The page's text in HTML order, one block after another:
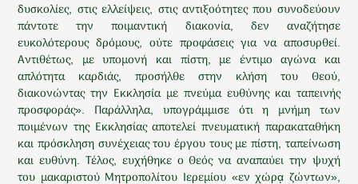
δυσκολίες, στις ελλείψεις, στις αντιξοότητες που συνοδεύουν
πάντοτε την ποιμαντική διακονία, δεν αναζήτησε
ευκολότερους δρόμους, ούτε προφάσεις για να αποσυρθεί.
Αντιθέτως, με υπομονή και πίστη, με έντιμο αγώνα και
απλότητα καρδιάς, προσήλθε στην κλήση του Θεού,
διακονώντας την Εκκλησία με πνεύμα ευθύνης και ταπεινής
προσφοράς». Παράλληλα, υπογράμμισε ότι η μνήμη των
ποιμένων της Εκκλησίας αποτελεί πνευματική παρακαταθήκη
και πρόσκληση συνέχειας του έργου τους με πίστη, ταπείνωση
και ευθύνη. Τέλος, ευχήθηκε ο Θεός να αναπαύει την ψυχή
του μακαριστού Μητροπολίτου Ιερεμίου «εν χώρᾳ ζώντων»,